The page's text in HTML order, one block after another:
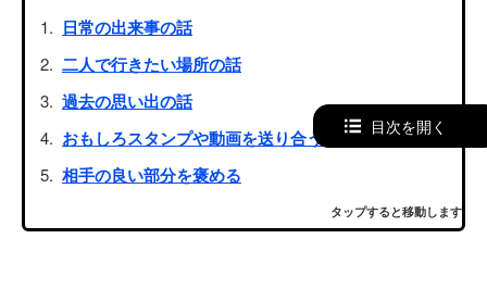
日常の出来事の話
二人で行きたい場所の話
過去の思い出の話
おもしろスタンプや動画を送り合う
相手の良い部分を褒める
タップすると移動します
目次を開く